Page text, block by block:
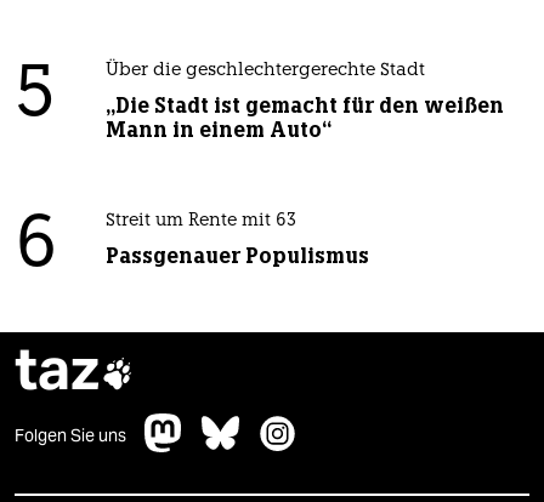
5 Über die geschlechtergerechte Stadt
„Die Stadt ist gemacht für den weißen
Mann in einem Auto“
6 Streit um Rente mit 63
Passgenauer Populismus
taz
Folgen Sie uns